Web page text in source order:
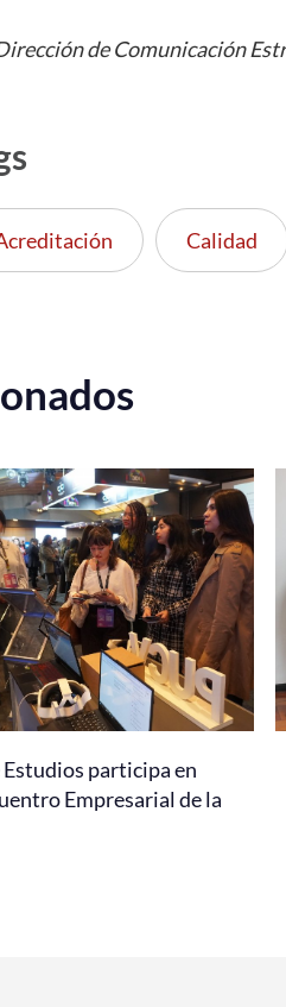
de Comunicación
Calidad
Estudios participa en
Empresarial de la